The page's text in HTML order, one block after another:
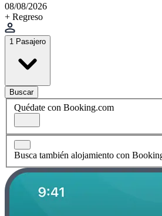
08/08/2026
+ Regreso
1 Pasajero
Buscar
Quédate con Booking.com
Busca también alojamiento con